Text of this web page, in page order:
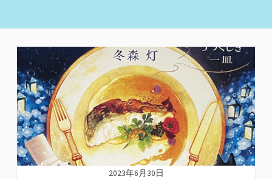
2023年6月30日